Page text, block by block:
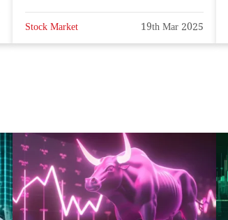
Stock Market 19th Mar 2025